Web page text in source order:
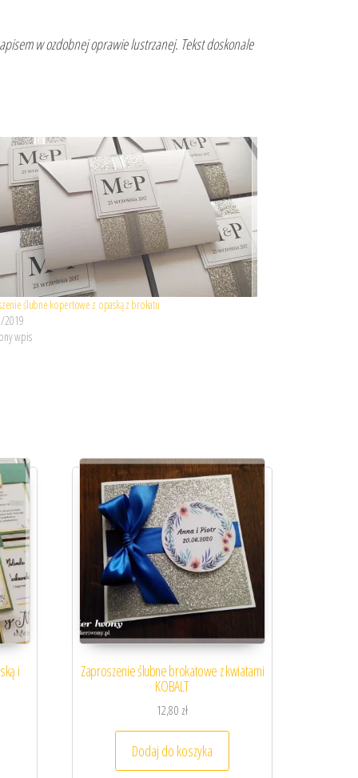
w ozdobnej oprawie lustrzanej. Tekst doskonale
ślubne kopertowe z opaską z brokatu
2019
wpis
i Zaproszenie ślubne brokatowe z kwiatami
KOBALT
12,80 zł
Dodaj do koszyka